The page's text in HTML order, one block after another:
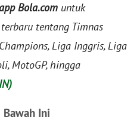
Bola.com untuk
tentang Timnas
Liga Inggris, Liga
MotoGP, hingga
Ini